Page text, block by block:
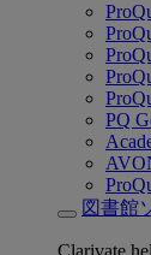
PQ
図書館
Clarivate